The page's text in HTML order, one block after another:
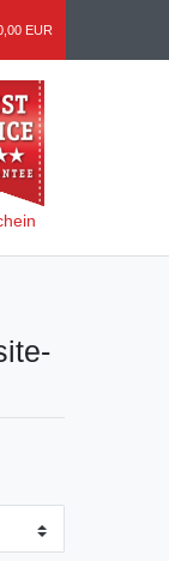
EUR